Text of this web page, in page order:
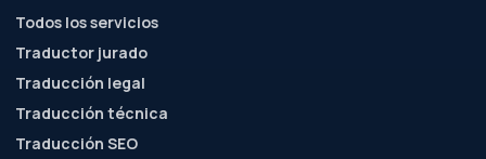
Todos los servicios
Traductor jurado
Traducción legal
Traducción técnica
Traducción SEO